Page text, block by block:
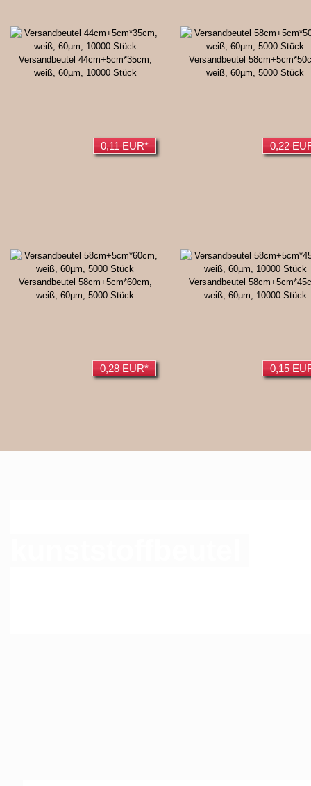
0,11 EUR*
Versandbeutel 44cm+5cm*35cm,
weiß, 60µm, 10000 Stück
0,22
Versandbeutel
weiß, 60µm, 5000 Stück
0,28 EUR*
Versandbeutel 58cm+5cm*60cm,
weiß, 60µm, 5000 Stück
0,15
Versandbeutel
weiß, 60µm, 10000 Stück